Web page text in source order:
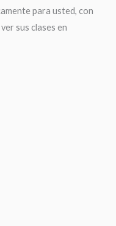
para usted, con
sus clases en